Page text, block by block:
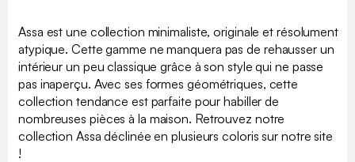
Assa est une collection minimaliste, originale et résolument
atypique. Cette gamme ne manquera pas de rehausser un
intérieur un peu classique grâce à son style qui ne passe
pas inaperçu. Avec ses formes géométriques, cette
collection tendance est parfaite pour habiller de
nombreuses pièces à la maison. Retrouvez notre
collection Assa déclinée en plusieurs coloris sur notre site
!